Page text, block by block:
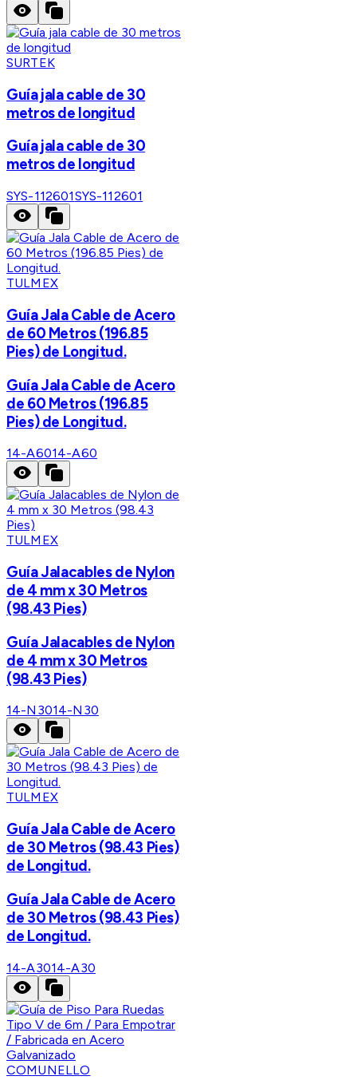
SURTEK
Guía jala cable de 30
metros de longitud
Guía jala cable de 30
metros de longitud
SYS-112601SYS-112601
TULMEX
Guía Jala Cable de Acero
de 60 Metros (196.85
Pies) de Longitud.
Guía Jala Cable de Acero
de 60 Metros (196.85
Pies) de Longitud.
14-A6014-A60
TULMEX
Guía Jalacables de Nylon
de 4 mm x 30 Metros
(98.43 Pies)
Guía Jalacables de Nylon
de 4 mm x 30 Metros
(98.43 Pies)
14-N3014-N30
TULMEX
Guía Jala Cable de Acero
de 30 Metros (98.43 Pies)
de Longitud.
Guía Jala Cable de Acero
de 30 Metros (98.43 Pies)
de Longitud.
14-A3014-A30
COMUNELLO